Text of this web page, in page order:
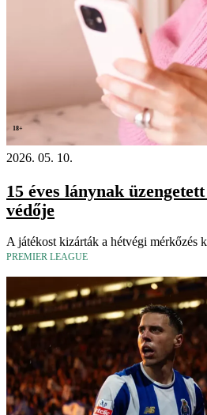
18+
2026. 05. 10.
15 éves lánynak
védője
A játékost kizárták a hétvégi mérkőzés
PREMIER LEAGUE